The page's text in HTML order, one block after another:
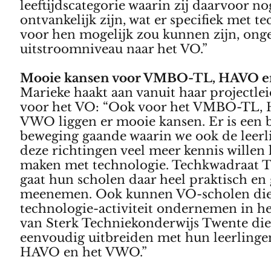
leeftijdscategorie waarin zij daarvoor
ontvankelijk zijn, wat er specifiek met
voor hen mogelijk zou kunnen zijn,
uitstroomniveau naar het VO.”
Mooie kansen voor VMBO-TL, HAVO
Marieke haakt aan vanuit haar
voor het VO: “Ook voor het VMBO-TL,
VWO liggen er mooie kansen. Er is een
beweging gaande waarin we ook de
deze richtingen veel meer kennis willen
maken met technologie. Techkwadraat
gaat hun scholen daar heel praktisch
meenemen. Ook kunnen VO-scholen
technologie-activiteit ondernemen in
van Sterk Techniekonderwijs Twente
eenvoudig uitbreiden met hun
HAVO en het VWO.”